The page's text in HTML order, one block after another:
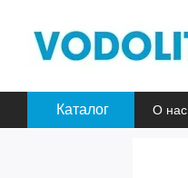
Каталог О нас